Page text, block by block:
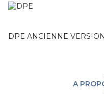
DPE ANCIENNE VERSION
A